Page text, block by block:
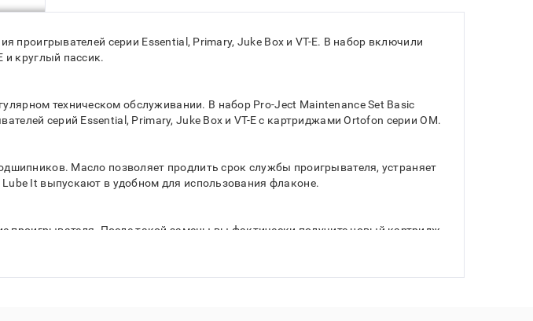
проигрывателей серии Essential, Primary, Juke Box и VT-E. В набор включили
и круглый пассик.
техническом обслуживании. В набор Pro-Ject Maintenance Set Basic
серий Essential, Primary, Juke Box и VT-E с картриджами Ortofon серии OM.
Масло позволяет продлить срок службы проигрывателя, устраняет
It выпускают в удобном для использования флаконе.
После такой замены вы фактически получите новый картридж,
для MM-картриджа Ortofon OM 5E имеет эллиптическую заточку. Она